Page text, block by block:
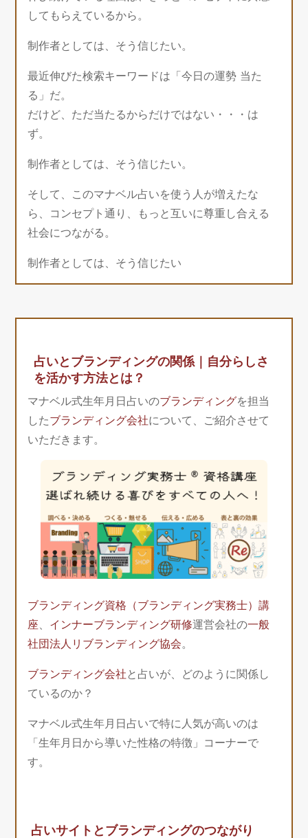
してもらえているから。
制作者としては、そう信じたい。
最近伸びた検索キーワードは「今日の運勢 当た
る」だ。
だけど、ただ当たるからだけではない・・・は
ず。
制作者としては、そう信じたい。
そして、このマナベル占いを使う人が増えたな
ら、コンセプト通り、もっと互いに尊重し合える
社会につながる。
制作者としては、そう信じたい
占いとブランディングの関係｜自分らしさ
を活かす方法とは？
マナベル式生年月日占いのブランディングを担当
したブランディング会社について、ご紹介させて
いただきます。
ブランディング資格（ブランディング実務士）講
座、 インナーブランディング研修運営会社の一般
社団法人リブランディング協会。
ブランディング会社 と占いが、どのように関係し
ているのか？
マナベル式生年月日占いで特に人気が高いのは
「生年月日から導いた性格の特徴」コーナーで
す。
占いサイトとブランディングのつながり